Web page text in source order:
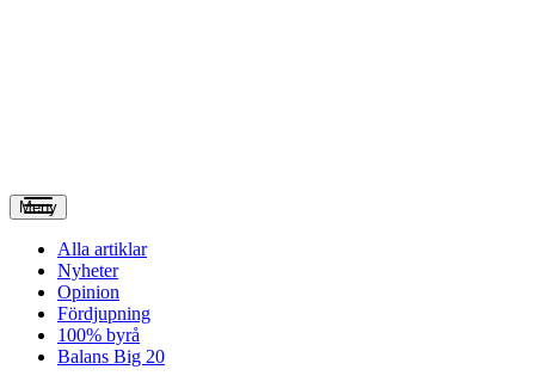
Meny
Alla artiklar
Nyheter
Opinion
Fördjupning
100% byrå
Balans Big 20